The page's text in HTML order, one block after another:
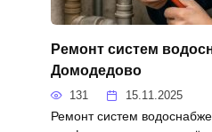
Ремонт систем
Домодедово
131 15.11.2025
Ремонт систем